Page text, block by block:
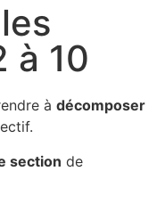
à 10
à décomposer
section de